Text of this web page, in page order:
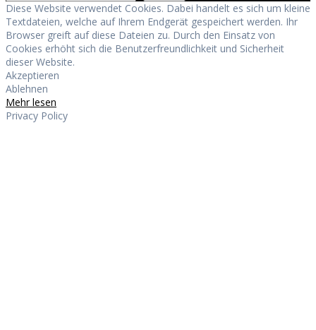
Diese Website verwendet Cookies. Dabei handelt es sich um kleine
Textdateien, welche auf Ihrem Endgerät gespeichert werden. Ihr
Browser greift auf diese Dateien zu. Durch den Einsatz von
Cookies erhöht sich die Benutzerfreundlichkeit und Sicherheit
dieser Website.
Akzeptieren
Ablehnen
Mehr lesen
Privacy Policy